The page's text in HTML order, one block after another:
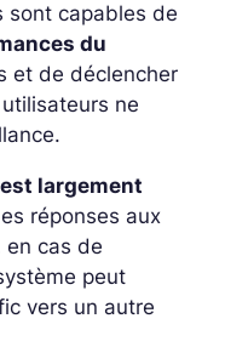
sont capables de
du
et de déclencher
ne
largement
réponses aux
en cas de
peut
vers un autre